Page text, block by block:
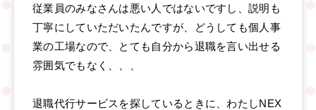
従業員のみなさんは悪い人ではないですし、説明も
丁寧にしていただいたんですが、どうしても個人事
業の工場なので、とても自分から退職を言い出せる
雰囲気でもなく、、、
退職代行サービスを探しているときに、わたしNEX